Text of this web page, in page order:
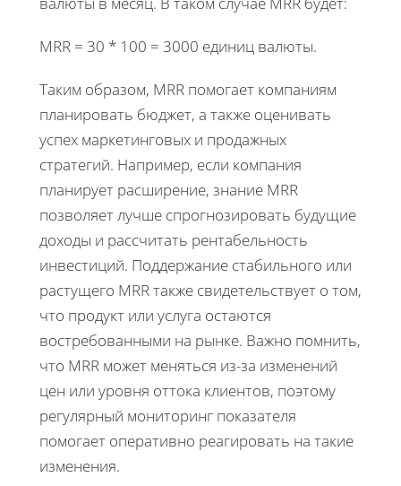
MRR = 30 * 100 = 3000 единиц валюты.
Таким образом, MRR помогает компаниям
планировать бюджет, а также оценивать
успех маркетинговых и продажных
стратегий. Например, если компания
планирует расширение, знание MRR
позволяет лучше спрогнозировать будущие
доходы и рассчитать рентабельность
инвестиций. Поддержание стабильного или
растущего MRR также свидетельствует о том,
что продукт или услуга остаются
востребованными на рынке. Важно помнить,
что MRR может меняться из-за изменений
цен или уровня оттока клиентов, поэтому
регулярный мониторинг показателя
помогает оперативно реагировать на такие
изменения.